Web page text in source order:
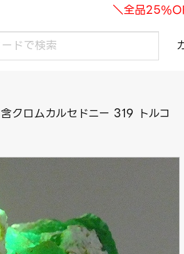
＼全品
含クロムカルセドニー 319 トルコ